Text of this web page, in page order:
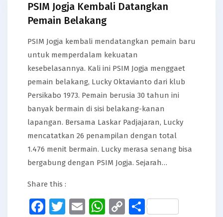
PSIM Jogja Kembali Datangkan
Pemain Belakang
PSIM Jogja kembali mendatangkan pemain baru
untuk memperdalam kekuatan
kesebelasannya. Kali ini PSIM Jogja menggaet
pemain belakang, Lucky Oktavianto dari klub
Persikabo 1973. Pemain berusia 30 tahun ini
banyak bermain di sisi belakang-kanan
lapangan. Bersama Laskar Padjajaran, Lucky
mencatatkan 26 penampilan dengan total
1.476 menit bermain. Lucky merasa senang bisa
bergabung dengan PSIM Jogja. Sejarah…
Share this :
Facebook
Twitter
EmailWhatsApp
CopyShare